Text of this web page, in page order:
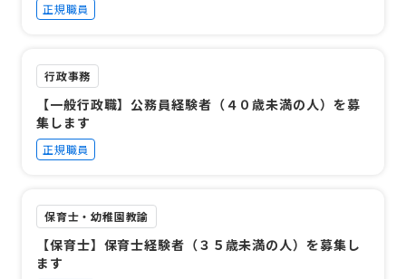
正規職員
行政事務
【一般行政職】公務員経験者（４０歳未満の人）を募
集します
正規職員
保育士・幼稚園教諭
【保育士】保育士経験者（３５歳未満の人）を募集し
ます